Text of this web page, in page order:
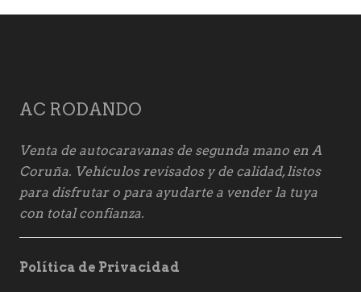
AC RODANDO
Venta de autocaravanas de segunda mano en A
Coruña. Vehículos revisados y de calidad, listos
para disfrutar o para ayudarte a vender la tuya
con total confianza.
Política de Privacidad